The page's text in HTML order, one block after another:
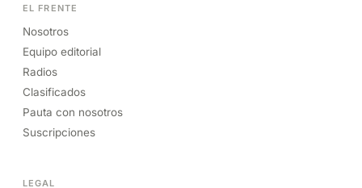
EL FRENTE
Nosotros
Equipo editorial
Radios
Clasificados
Pauta con nosotros
Suscripciones
LEGAL